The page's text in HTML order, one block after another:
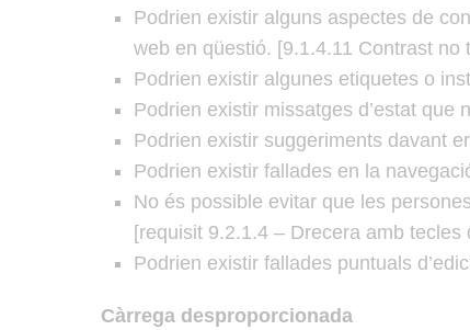
Podrien existir alguns aspectes de
web en qüestió. [9.1.4.11 Contrast no
Podrien existir algunes etiquetes o
Podrien existir missatges d’estat que
Podrien existir suggeriments davant
Podrien existir fallades en la
No és possible evitar que les
[requisit 9.2.1.4 – Drecera amb tecles
Podrien existir fallades puntuals
Càrrega desproporcionada